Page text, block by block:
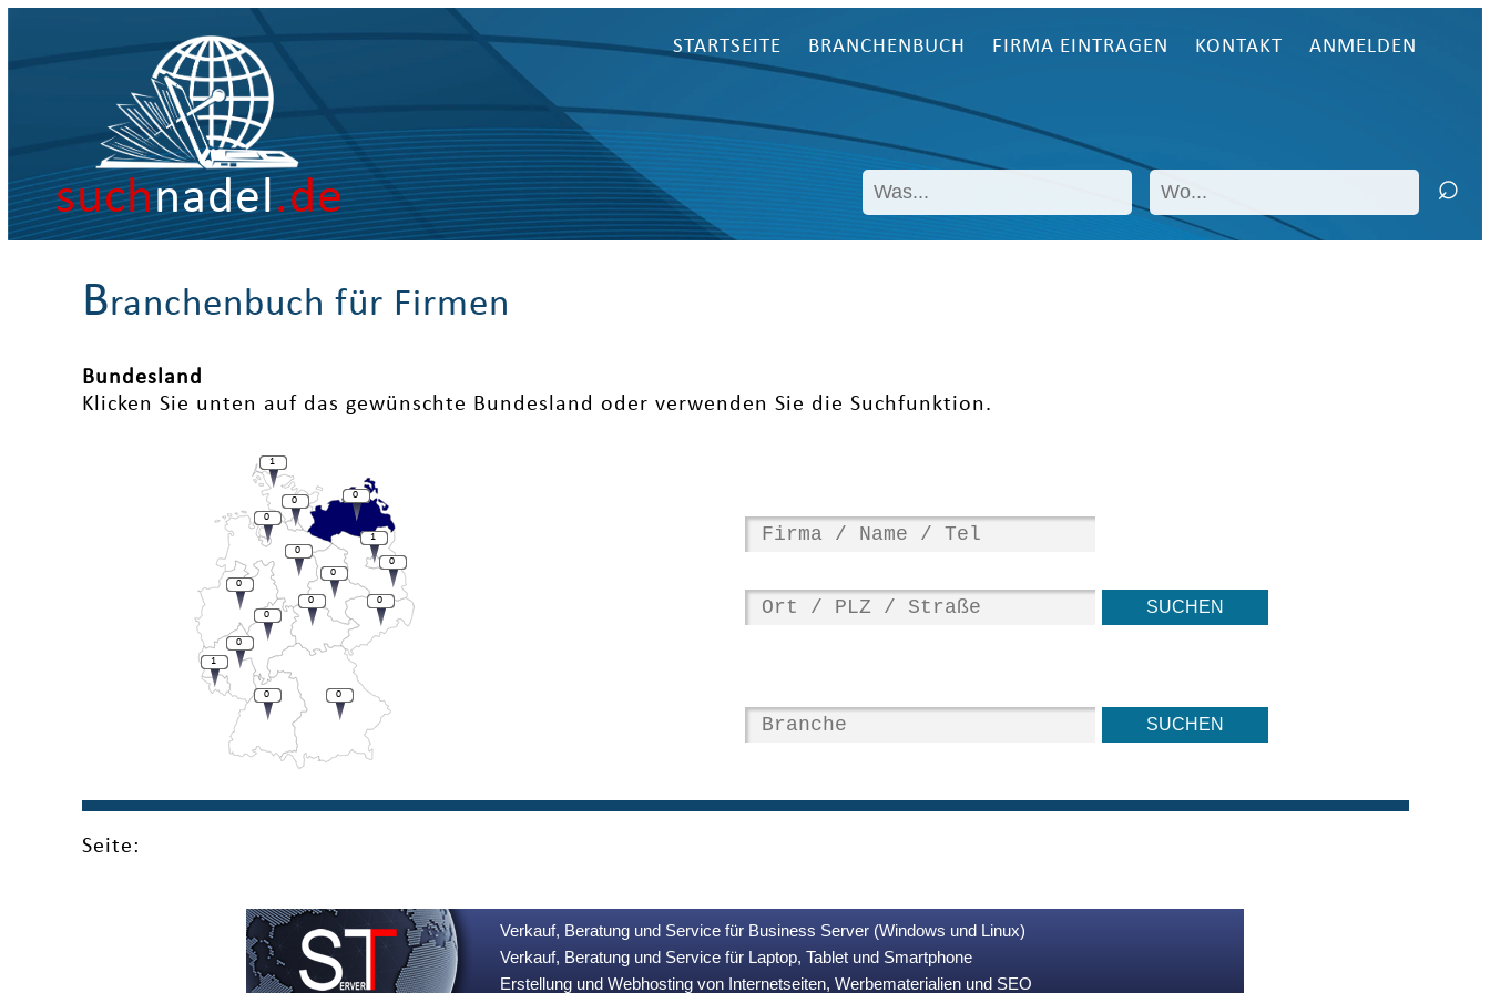
suchnadel.de
STARTSEITE BRANCHENBUCH FIRMA EINTRAGEN KONTAKT ANMELDEN
Branchenbuch für Firmen
Bundesland
Klicken Sie unten auf das gewünschte Bundesland oder verwenden Sie die Suchfunktion.
0
0
0
1
0
0
0
1
0
0
1
0
0
0
0
0
Seite:
Verkauf, Beratung und Service für Business Server (Windows und Linux)
Verkauf, Beratung und Service für Laptop, Tablet und Smartphone
Erstellung und Webhosting von Internetseiten, Werbematerialien und SEO